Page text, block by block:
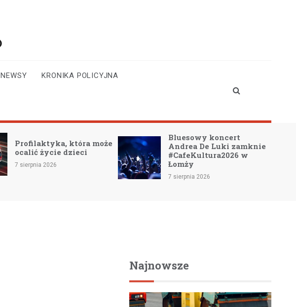
NEWSY KRONIKA POLICYJNA
Profilaktyka, która może
ocalić życie dzieci
7 sierpnia 2026
Bluesowy koncert
Andrea De Luki zamknie
#CafeKultura2026 w
Łomży
7 sierpnia 2026
Najnowsze